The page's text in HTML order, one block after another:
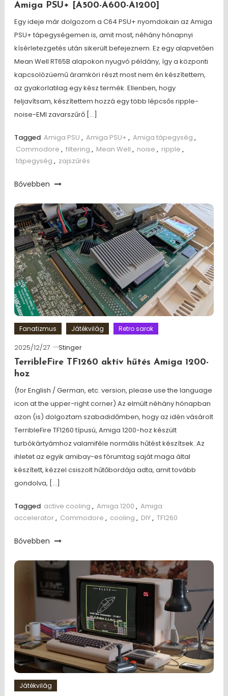
Amiga PSU+ [A500-A600-A1200]
Egy ideje már dolgozom a C64 PSU+ nyomdokain az Amiga
PSU+ tápegységemen is, amit most, néhány hónapnyi
kísérletezgetés után sikerült befejeznem. Ez egy alapvetően
Mean Well RT65B alapokon nyugvó példány, így a központi
kapcsolózüemű áramköri részt most nem én készítettem,
az gyakorlatilag egy kész termék. Ellenben, hogy
feljavítsam, készítettem hozzá egy több lépcsős ripple-
noise-EMI zavarszűrő […]
Tagged Amiga PSU , Amiga PSU+ , Amiga tápegység ,
Commodore , filtering , Mean Well , noise , ripple ,
tápegység , zajszűrés
Bővebben
Fanatizmus Játékvilág Retro sarok
2025/12/27
Stinger
TerribleFire TF1260 aktív hűtés Amiga 1200-
hoz
(for English / German, etc. version, please use the language
icon at the upper-right corner) Az elmúlt néhány hónapban
azon (is) dolgoztam szabadidőmben, hogy az idén vásárolt
TerribleFire TF1260 típusú, Amiga 1200-hoz készült
turbókártyámhoz valamiféle normális hűtést készítsek. Az
ihletet az egyik amibay-es fórumtag saját maga által
készített, kézzel csiszolt hűtőbordája adta, amit tovább
gondolva, […]
Tagged active cooling , Amiga 1200 , Amiga
accelerator, Commodore , cooling , DIY, TF1260
Bővebben
Játékvilág